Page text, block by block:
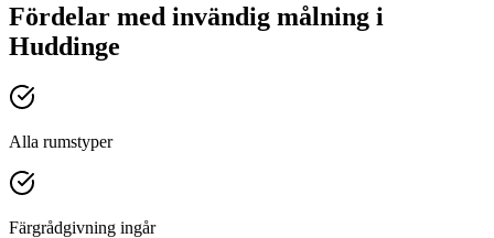
Fördelar med invändig målning i
Huddinge
Alla rumstyper
Färgrådgivning ingår